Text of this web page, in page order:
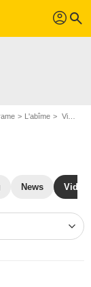
profil search
L'abîme Vidéos L'abîme
News